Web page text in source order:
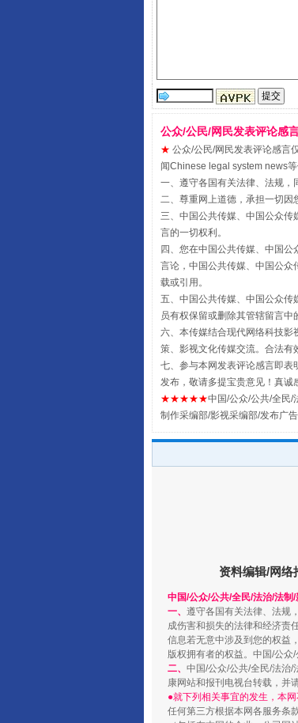
国家大学科技园
扯下公款旅游
“蜀中异人”王建
公众/公民/网民发表评论感
★ 公众/公民/网民发表评论感言
闻Chinese legal system news
一、遵守各国有关法律、法规，
二、尊重网上道德，承担一切因
三、中国公共传媒、中国公众
言的一切权利。
四、您在中国公共传媒、中国
言论，中国公共传媒、中国公
载或引用。
五、中国公共传媒、中国公众
员有权保留或删除其管辖留言中
六、本传媒结合现代网络科技影
策、影视文化传媒交流。合法有
七、参与本网发表评论感言即
发布，敬请多提宝贵意见！真诚
★★★★★中国/公众/公共/全民/
制作采编部/影视采编部/发布广
资料编辑/网络
中国/公众/公共/全民/法治/法制
一、 遵守各国有关法律、法规
成伤害和损失的法律和经济责
信息若无意中涉及到您的权益
版权拥有者的权益。中国/公众
二、 中国/公众/公共/全民/法治
康网站和报刊电视台转载，并
●就下列相关事宜的发生，本
任何第三方根据本网各服务条